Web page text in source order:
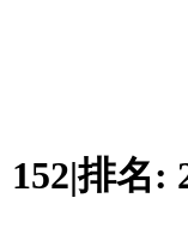
152|排名: